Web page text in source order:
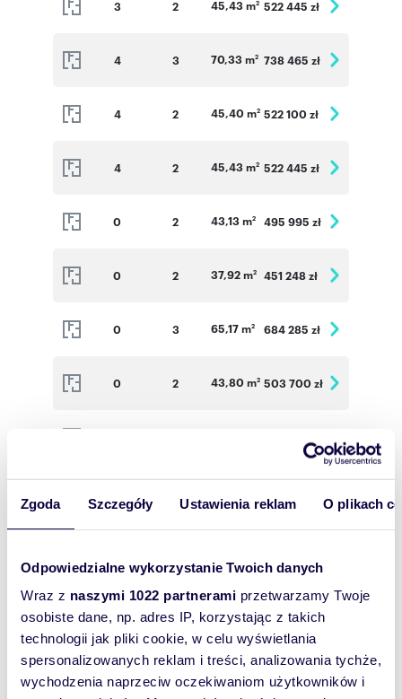
Zgoda Szczegóły Ustawienia reklam O plikach
Odpowiedzialne wykorzystanie Twoich danych
Wraz z naszymi 1022 partnerami przetwarzamy Twoje
osobiste dane, np. adres IP, korzystając z takich
technologii jak pliki cookie, w celu wyświetlania
spersonalizowanych reklam i treści, analizowania tychże,
wychodzenia naprzeciw oczekiwaniom użytkowników i
3 2 45,43 m2 522 445 zł
4 3 70,33 m2 738 465 zł
4 2 45,40 m2 522 100 zł
4 2 45,43 m2 522 445 zł
0 2 43,13 m2 495 995 zł
0 2 37,92 m2 451 248 zł
0 3 65,17 m2 684 285 zł
0 2 43,80 m2 503 700 zł
1 4 76,32 m2 755 568 zł
2 43,14 m 496 110 zł